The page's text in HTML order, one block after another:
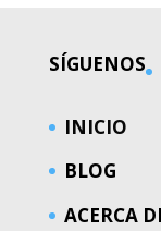
SÍGUENOS
INICIO
BLOG
ACERCA